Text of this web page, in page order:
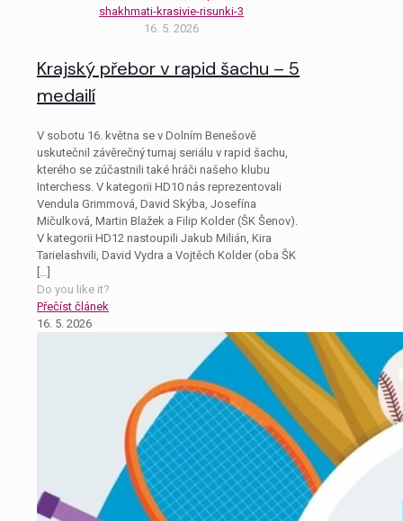
16. 5. 2026
Krajský přebor v rapid šachu – 5
medailí
V sobotu 16. května se v Dolním Benešově
uskutečnil závěrečný turnaj seriálu v rapid šachu,
kterého se zúčastnili také hráči našeho klubu
Interchess. V kategorii HD10 nás reprezentovali
Vendula Grimmová, David Skýba, Josefína
Mičulková, Martin Blažek a Filip Kolder (ŠK Šenov).
V kategorii HD12 nastoupili Jakub Milián, Kira
Tarielashvili, David Vydra a Vojtěch Kolder (oba ŠK
[…]
Do you like it?
Přečíst článek
16. 5. 2026